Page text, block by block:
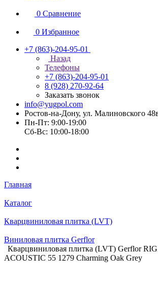
0 Сравнение
0 Избранное
+7 (863)-204-95-01
Назад
Телефоны
+7 (863)-204-95-01
8 (928) 270-92-64
Заказать звонок
info@yugpol.com
Ростов-на-Дону, ул. Малиновского
Пн-Пт: 9:00-19:00
Cб-Вс: 10:00-18:00
Главная
Каталог
Кварцвиниловая плитка (LVT)
Виниловая плитка Gerflor
Кварцвиниловая плитка (LVT) Gerflor
ACOUSTIC 55 1279 Charming Oak Grey